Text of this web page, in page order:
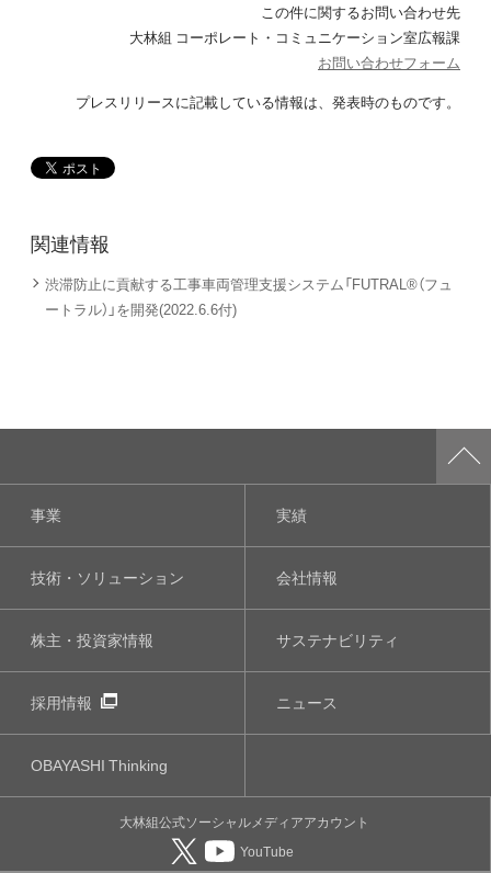
この件に関するお問い合わせ先
大林組 コーポレート・コミュニケーション室広報課
お問い合わせフォーム
プレスリリースに記載している情報は、発表時のものです。
関連情報
渋滞防止に貢献する工事車両管理支援システム「FUTRAL®（フュ
ートラル）」を開発(2022.6.6付)
事業 実績
技術・ソリューション 会社情報
株主・投資家情報 サステナビリティ
採用情報 ニュース
OBAYASHIThinking
大林組公式ソーシャルメディアアカウント
YouTube